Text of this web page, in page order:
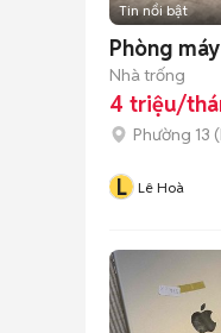
Tin nổi bật
Phòng
Nhà trống
4 triệu/
Phường 13 (
L Lê Hoà